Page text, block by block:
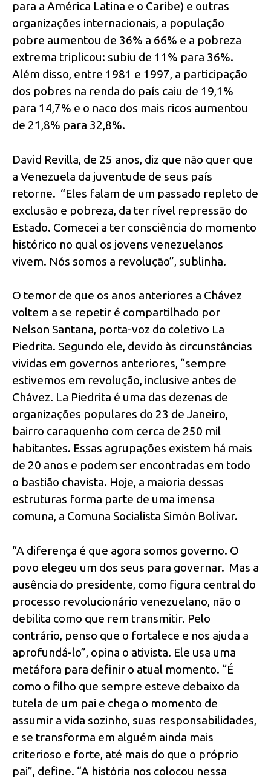
para a América Latina e o Caribe) e outras
organizações internacionais, a população
pobre aumentou de 36% a 66% e a pobreza
extrema triplicou: subiu de 11% para 36%.
Além disso, entre 1981 e 1997, a participação
dos pobres na renda do país caiu de 19,1%
para 14,7% e o naco dos mais ricos aumentou
de 21,8% para 32,8%.
David Revilla, de 25 anos, diz que não quer que
a Venezuela da juventude de seus país
retorne. “Eles falam de um passado repleto de
exclusão e pobreza, da ter rível repressão do
Estado. Comecei a ter consciência do momento
histórico no qual os jovens venezuelanos
vivem. Nós somos a revolução”, sublinha.
O temor de que os anos anteriores a Chávez
voltem a se repetir é compartilhado por
Nelson Santana, porta-voz do coletivo La
Piedrita. Segundo ele, devido às circunstâncias
vividas em governos anteriores, “sempre
estivemos em revolução, inclusive antes de
Chávez. La Piedrita é uma das dezenas de
organizações populares do 23 de Janeiro,
bairro caraquenho com cerca de 250 mil
habitantes. Essas agrupações existem há mais
de 20 anos e podem ser encontradas em todo
o bastião chavista. Hoje, a maioria dessas
estruturas forma parte de uma imensa
comuna, a Comuna Socialista Simón Bolívar.
“A diferença é que agora somos governo. O
povo elegeu um dos seus para governar. Mas a
ausência do presidente, como figura central do
processo revolucionário venezuelano, não o
debilita como que rem transmitir. Pelo
contrário, penso que o fortalece e nos ajuda a
aprofundá-lo”, opina o ativista. Ele usa uma
metáfora para definir o atual momento. “É
como o filho que sempre esteve debaixo da
tutela de um pai e chega o momento de
assumir a vida sozinho, suas responsabilidades,
e se transforma em alguém ainda mais
criterioso e forte, até mais do que o próprio
pai”, define. “A história nos colocou nessa